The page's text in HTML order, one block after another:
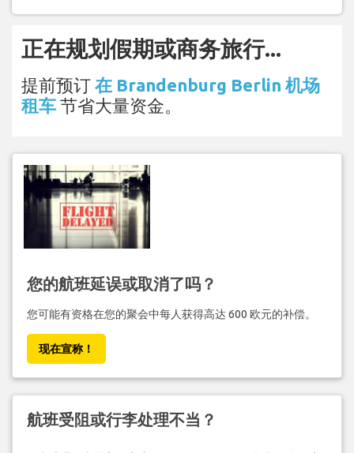
正在规划假期或商务旅行...
提前预订 在 Brandenburg Berlin 机场
租车 节省大量资金。
您的航班延误或取消了吗？
您可能有资格在您的聚会中每人获得高达 600 欧元的补偿。
现在宣称！
航班受阻或行李处理不当？